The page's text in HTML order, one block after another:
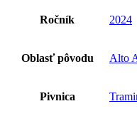
Ročník 2024
Oblasť pôvodu Alto
Pivnica